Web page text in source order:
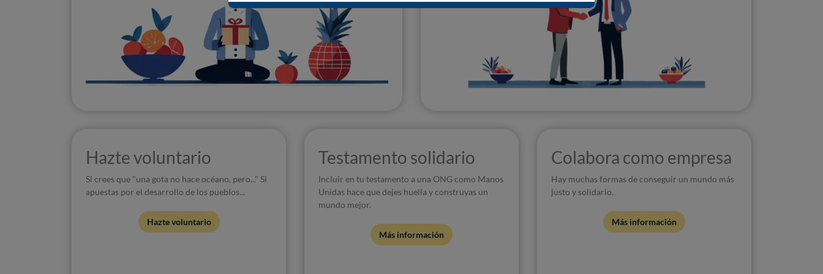
Hazte voluntario
Si crees que "una gota no hace océano, pero..." Si
apuestas por el desarrollo de los pueblos...
Hazte voluntario
Testamento solidario
Incluir en tu testamento a una ONG como Manos
Unidas hace que dejes huella y construyas un
mundo mejor.
Más información
Colabora como empresa
Hay muchas formas de conseguir un mundo más
justo y solidario.
Más información